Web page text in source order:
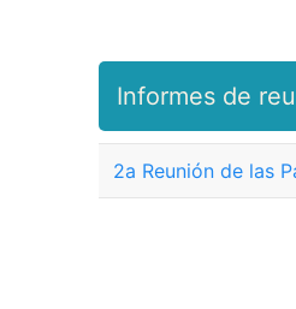
Informes de
2a Reunión de las